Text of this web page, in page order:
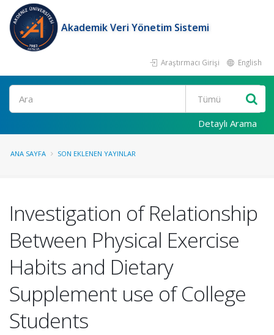
Akademik Veri Yönetim Sistemi
Araştırmacı Girişi English
Ara
Detaylı Arama
ANA SAYFA SON EKLENEN YAYINLAR
Investigation of Relationship
Between Physical Exercise
Habits and Dietary
Supplement use of College
Students